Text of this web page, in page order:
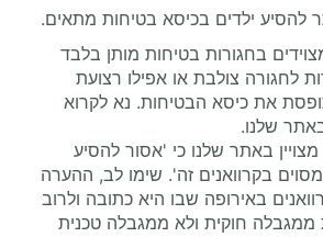
להסיע ילדים בכיסא בטיחות מתאים.
בחגורות בטיחות מותן בלבד
לחגורה צולבת או אפילו רצועת
את כיסא הבטיחות. נא לקרוא
שלנו.
באתר שלנו כי 'אסור להסיע
בקרוואנים זה'. שימו לב, ההערה
באירופה שבו היא כתובה ולרוב
ממגבלה חוקית ולא ממגבלה טכנית